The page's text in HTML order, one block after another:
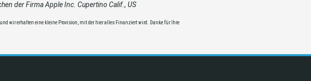
der Firma Apple Inc. Cupertino Calif., US
wir erhalten eine kleine Provision, mit der hier alles Finanziert wird. Danke für Ihre